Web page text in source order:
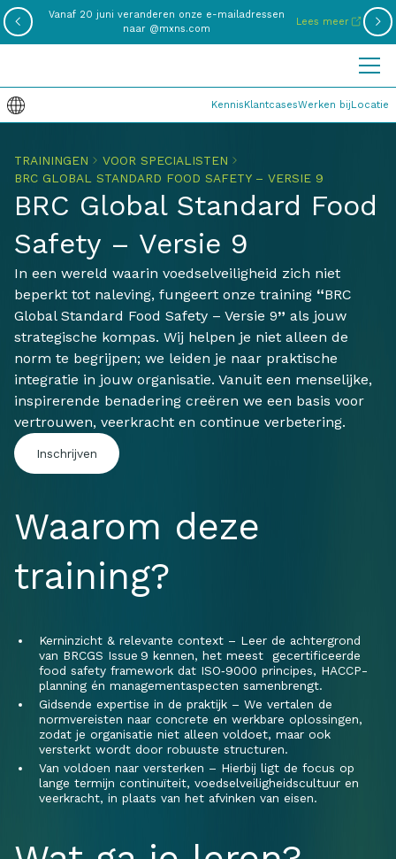
Vanaf 20 juni veranderen onze e-mailadressen
naar @mxns.com
Lees meer
KennisKlantcasesWerken bijLocatie
TRAININGEN
VOOR SPECIALISTEN
BRC GLOBAL STANDARD FOOD SAFETY – VERSIE 9
BRC Global Standard Food
Safety – Versie 9
In een wereld waarin voedselveiligheid zich niet
beperkt tot naleving, fungeert onze training “BRC
Global Standard Food Safety – Versie 9” als jouw
strategische kompas. Wij helpen je niet alleen de
norm te begrijpen; we leiden je naar praktische
integratie in jouw organisatie. Vanuit een menselijke,
inspirerende benadering creëren we een basis voor
vertrouwen, veerkracht en continue verbetering.
Inschrijven
Waarom deze
training?
Kerninzicht & relevante context – Leer de achtergrond
van BRCGS Issue 9 kennen, het meest gecertificeerde
food safety framework dat ISO‑9000 principes, HACCP-
planning én managementaspecten samenbrengt.
Gidsende expertise in de praktijk – We vertalen de
normvereisten naar concrete en werkbare oplossingen,
zodat je organisatie niet alleen voldoet, maar ook
versterkt wordt door robuuste structuren.
Van voldoen naar versterken – Hierbij ligt de focus op
lange termijn continuïteit, voedselveiligheidscultuur en
veerkracht, in plaats van het afvinken van eisen.